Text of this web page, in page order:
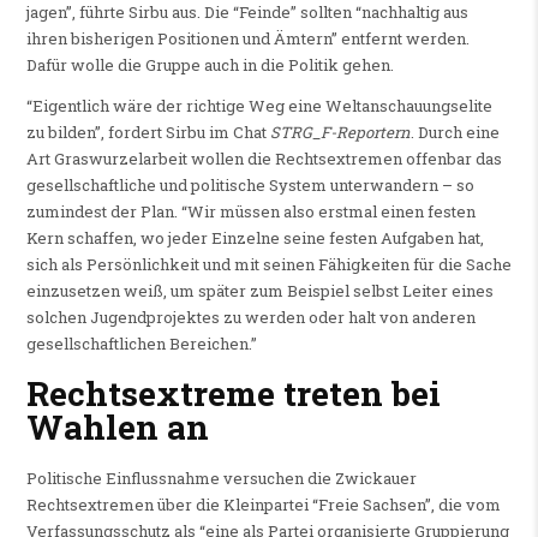
jagen”, führte Sirbu aus. Die “Feinde” sollten “nachhaltig aus
ihren bisherigen Positionen und Ämtern” entfernt werden.
Dafür wolle die Gruppe auch in die Politik gehen.
“Eigentlich wäre der richtige Weg eine Weltanschauungselite
zu bilden”, fordert Sirbu im Chat STRG_F-Reportern. Durch eine
Art Graswurzelarbeit wollen die Rechtsextremen offenbar das
gesellschaftliche und politische System unterwandern – so
zumindest der Plan. “Wir müssen also erstmal einen festen
Kern schaffen, wo jeder Einzelne seine festen Aufgaben hat,
sich als Persönlichkeit und mit seinen Fähigkeiten für die Sache
einzusetzen weiß, um später zum Beispiel selbst Leiter eines
solchen Jugendprojektes zu werden oder halt von anderen
gesellschaftlichen Bereichen.”
Rechtsextreme treten bei
Wahlen an
Politische Einflussnahme versuchen die Zwickauer
Rechtsextremen über die Kleinpartei “Freie Sachsen”, die vom
Verfassungsschutz als “eine als Partei organisierte Gruppierung